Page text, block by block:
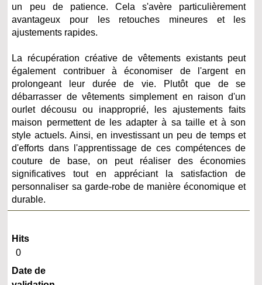
un peu de patience. Cela s'avère particulièrement
avantageux pour les retouches mineures et les
ajustements rapides.
La récupération créative de vêtements existants peut
également contribuer à économiser de l'argent en
prolongeant leur durée de vie. Plutôt que de se
débarrasser de vêtements simplement en raison d'un
ourlet décousu ou inapproprié, les ajustements faits
maison permettent de les adapter à sa taille et à son
style actuels. Ainsi, en investissant un peu de temps et
d'efforts dans l'apprentissage de ces compétences de
couture de base, on peut réaliser des économies
significatives tout en appréciant la satisfaction de
personnaliser sa garde-robe de manière économique et
durable.
Hits
0
Date de